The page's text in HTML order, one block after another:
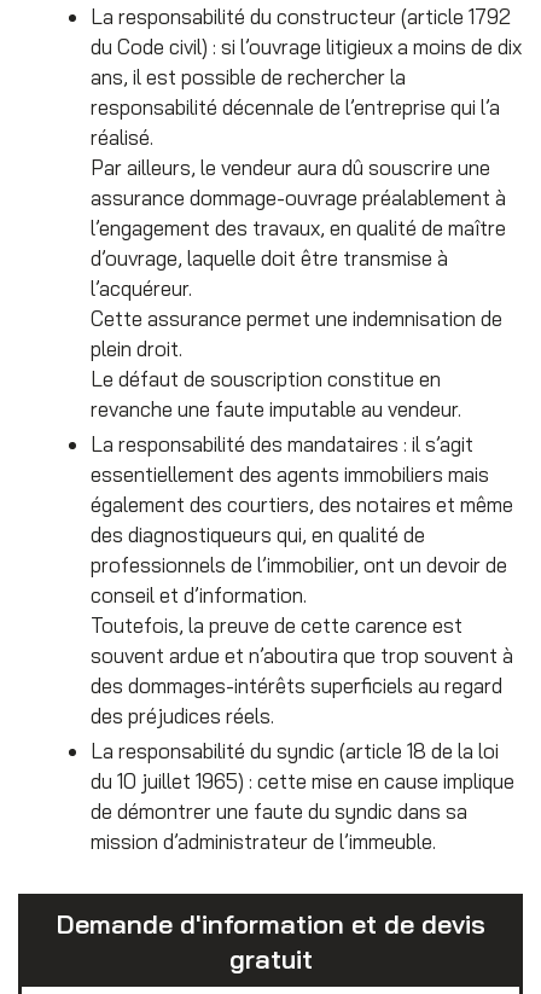
La responsabilité du constructeur (article 1792
du Code civil) : si l’ouvrage litigieux a moins de dix
ans, il est possible de rechercher la
responsabilité décennale de l’entreprise qui l’a
réalisé.
Par ailleurs, le vendeur aura dû souscrire une
assurance dommage-ouvrage préalablement à
l’engagement des travaux, en qualité de maître
d’ouvrage, laquelle doit être transmise à
l’acquéreur.
Cette assurance permet une indemnisation de
plein droit.
Le défaut de souscription constitue en
revanche une faute imputable au vendeur.
La responsabilité des mandataires : il s’agit
essentiellement des agents immobiliers mais
également des courtiers, des notaires et même
des diagnostiqueurs qui, en qualité de
professionnels de l’immobilier, ont un devoir de
conseil et d’information.
Toutefois, la preuve de cette carence est
souvent ardue et n’aboutira que trop souvent à
des dommages-intérêts superficiels au regard
des préjudices réels.
La responsabilité du syndic (article 18 de la loi
du 10 juillet 1965) : cette mise en cause implique
de démontrer une faute du syndic dans sa
mission d’administrateur de l’immeuble.
Demande d'information et de devis
gratuit